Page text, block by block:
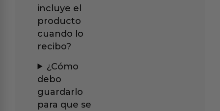
incluye el
producto
cuando lo
recibo?
¿Cómo
debo
guardarlo
para que se